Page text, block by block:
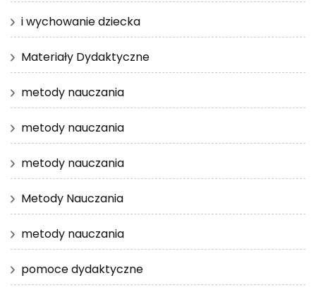
i wychowanie dziecka
Materiały Dydaktyczne
metody nauczania
metody nauczania
metody nauczania
Metody Nauczania
metody nauczania
pomoce dydaktyczne